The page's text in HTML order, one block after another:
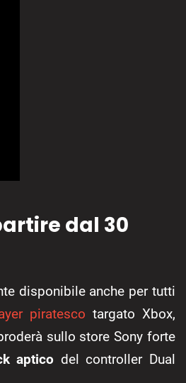
dal 30
disponibile anche per tutti
piratesco targato Xbox,
sullo store Sony forte
aptico del controller Dual